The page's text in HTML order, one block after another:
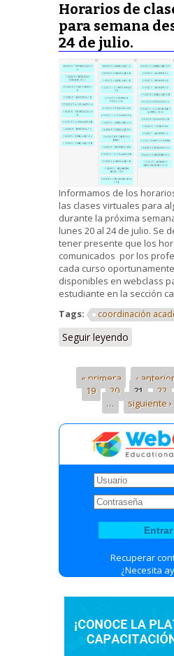
Horarios de
para semana
24 de julio.
Informamos de los
las clases virtuales para
durante la próxima
lunes 20 al 24 de julio. Se
tener presente que los
comunicados por los
cada curso
disponibles en webclass
estudiante en la sección
Tags:
coordinación
Seguir leyendo
« primera ‹ anterior
19
20 21 22
…
siguiente ›
Recuperar
¿Necesita